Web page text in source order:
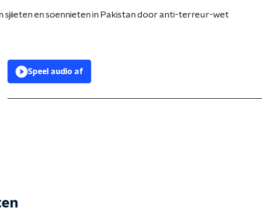
sjiieten en soennieten in Pakistan door anti-terreur-wet
Speel audio af